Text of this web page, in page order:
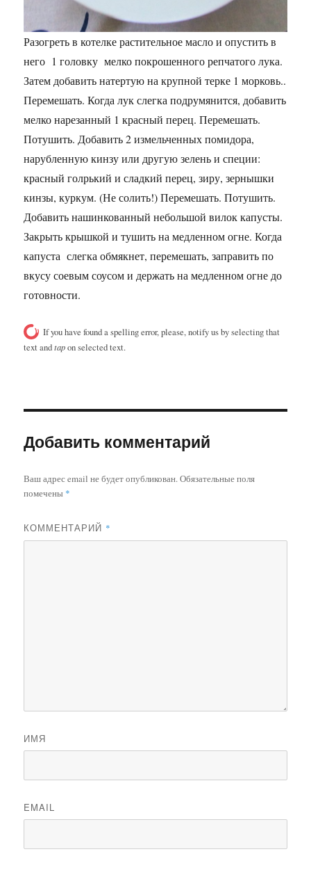
Разогреть в котелке растительное масло и опустить в
него 1 головку мелко покрошенного репчатого лука.
Затем добавить натертую на крупной терке 1 морковь..
Перемешать. Когда лук слегка подрумянится, добавить
мелко нарезанный 1 красный перец. Перемешать.
Потушить. Добавить 2 измельченных помидора,
нарубленную кинзу или другую зелень и специи:
красный голрький и сладкий перец, зиру, зернышки
кинзы, куркум. (Не солить!) Перемешать. Потушить.
Добавить нашинкованный небольшой вилок капусты.
Закрыть крышкой и тушить на медленном огне. Когда
капуста слегка обмякнет, перемешать, заправить по
вкусу соевым соусом и держать на медленном огне до
готовности.
If you have found a spelling error, please, notify us by selecting that
text andtapon selected text.
Добавить комментарий
Ваш адрес email не будет опубликован.Обязательные поля
помечены *
КОММЕНТАРИЙ *
ИМЯ
EMAIL